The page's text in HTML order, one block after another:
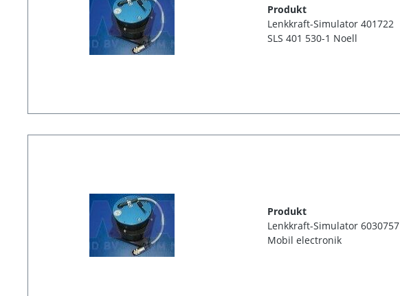
Produkt
Lenkkraft-Simulator 401722
SLS 401 530-1 Noell
Produkt
Lenkkraft-Simulator 6030757
Mobil electronik